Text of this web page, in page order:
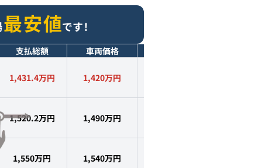
最安値です！
支払総額 車両価格
1,431.4万円 1,420万円
1,520.2万円 1,490万円
1,550万円 1,540万円